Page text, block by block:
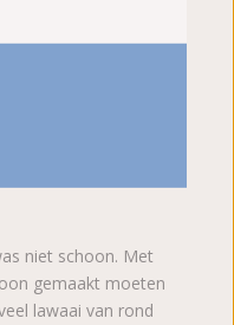
niet schoon. Met
gemaakt moeten
lawaai van rond